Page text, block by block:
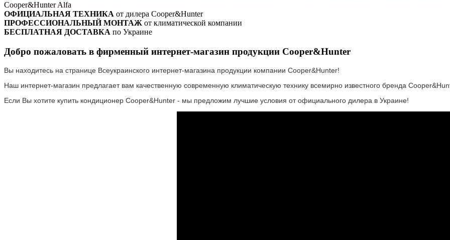
Cooper&Hunter Alfa
ОФИЦИАЛЬНАЯ ТЕХНИКА от дилера Cooper&Hunter
ПРОФЕССИОНАЛЬНЫЙ МОНТАЖ от климатической компании
БЕСПЛАТНАЯ ДОСТАВКА по Украине
Добро пожаловать в фирменный интернет-магазин продукции Cooper&Hunter
Вы находитесь на странице Всеукраинского интернет-магазина продукции компании Cooper&Hunter!
Наш интернет-магазин предлагает вам качественную современную климатическую технику всемирно известного бренда
Если Вы хотите купить кондиционер Cooper&Hunter - мы предложим лучшие условия от официального дилера в Украине!